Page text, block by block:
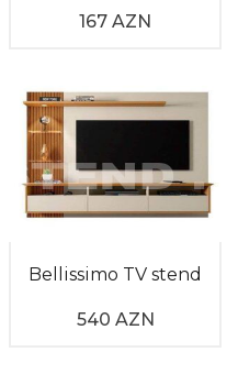
167 AZN
Bellissimo TV stend
540 AZN